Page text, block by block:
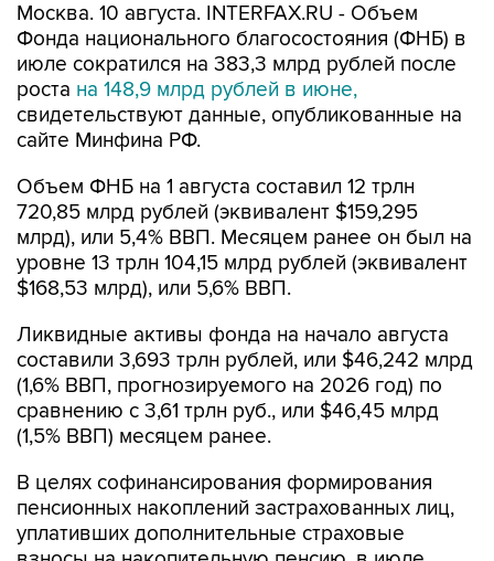
Москва. 10 августа. INTERFAX.RU - Объем
Фонда национального благосостояния (ФНБ) в
июле сократился на 383,3 млрд рублей после
роста на 148,9 млрд рублей в июне,
свидетельствуют данные, опубликованные на
сайте Минфина РФ.
Объем ФНБ на 1 августа составил 12 трлн
720,85 млрд рублей (эквивалент $159,295
млрд), или 5,4% ВВП. Месяцем ранее он был на
уровне 13 трлн 104,15 млрд рублей (эквивалент
$168,53 млрд), или 5,6% ВВП.
Ликвидные активы фонда на начало августа
составили 3,693 трлн рублей, или $46,242 млрд
(1,6% ВВП, прогнозируемого на 2026 год) по
сравнению с 3,61 трлн руб., или $46,45 млрд
(1,5% ВВП) месяцем ранее.
В целях софинансирования формирования
пенсионных накоплений застрахованных лиц,
уплативших дополнительные страховые